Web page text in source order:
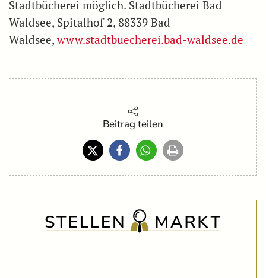
Stadtbücherei möglich. Stadtbücherei Bad
Waldsee, Spitalhof 2, 88339 Bad
Waldsee,www.stadtbuecherei.bad-waldsee.de
Beitrag teilen